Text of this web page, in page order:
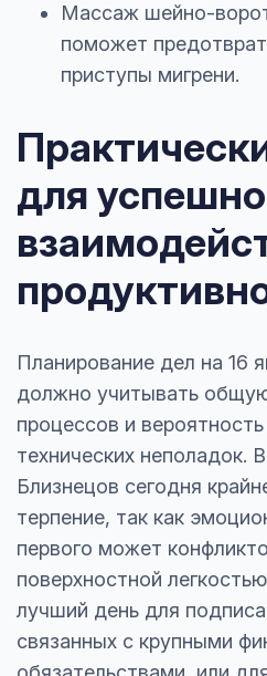
Массаж шейно-
поможет
приступы мигрени.
для
Планирование дел на 16
должно учитывать
процессов и
технических неполадок.
Близнецов сегодня
терпение, так как
первого может
поверхностной
лучший день для
связанных с крупными